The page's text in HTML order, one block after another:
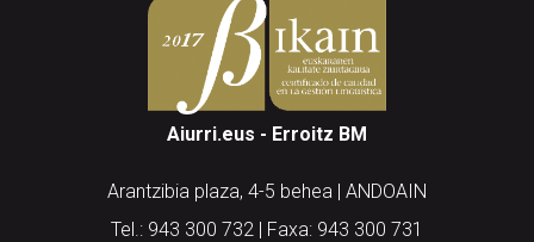
Aiurri.eus - Erroitz BM
Arantzibia plaza, 4-5 behea | ANDOAIN
Tel.: 943 300 732 | Faxa: 943 300 731